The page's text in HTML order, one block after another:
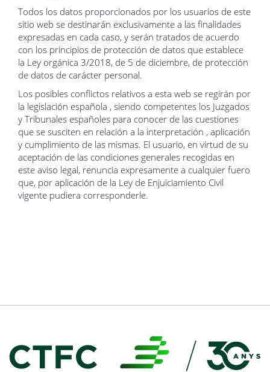
Todos los datos proporcionados por los usuarios de este
sitio web se destinarán exclusivamente a las finalidades
expresadas en cada caso, y serán tratados de acuerdo
con los principios de protección de datos que establece
la Ley orgánica 3/2018, de 5 de diciembre, de protección
de datos de carácter personal.
Los posibles conflictos relativos a esta web se regirán por
la legislación española , siendo competentes los Juzgados
y Tribunales españoles para conocer de las cuestiones
que se susciten en relación a la interpretación , aplicación
y cumplimiento de las mismas. El usuario, en virtud de su
aceptación de las condiciones generales recogidas en
este aviso legal, renuncia expresamente a cualquier fuero
que, por aplicación de la Ley de Enjuiciamiento Civil
vigente pudiera corresponderle.